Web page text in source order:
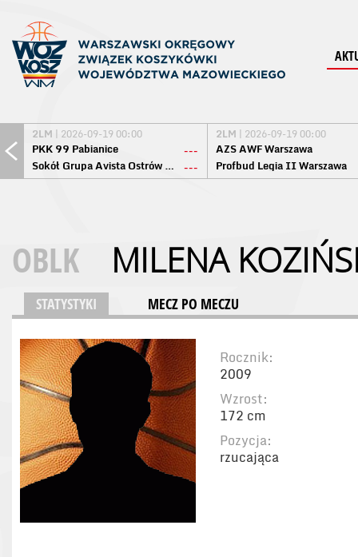
2LM | 2026-09-19 00:00
PKK 99 Pabianice
---
Sokół Grupa Avista Ostrów Maz. ---
2LM | 2026-09-19 00:00
AZS AWF Warszawa
Profbud Legia II Warszawa
OBLK MILENA
STATYSTYKI MECZ PO MECZU
Rocznik:
2009
Wzrost:
172 cm
Pozycja:
rzucająca